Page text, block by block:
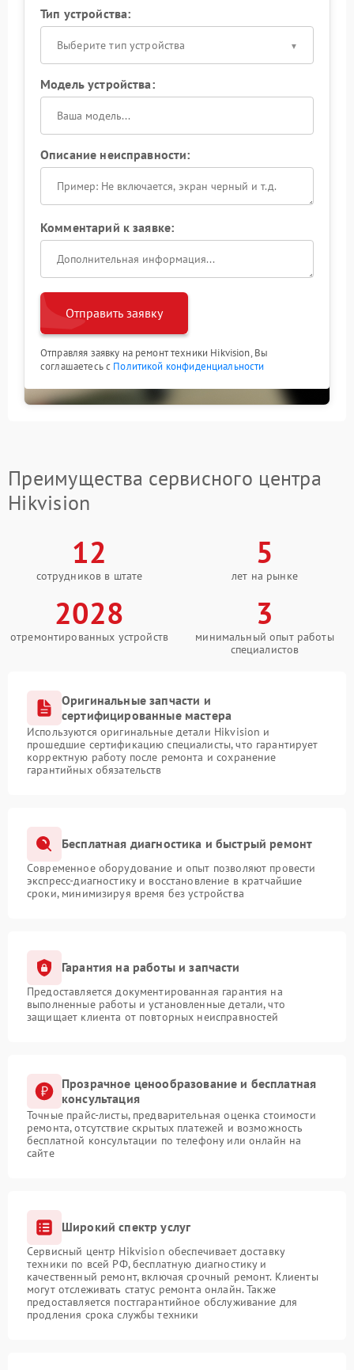
Тип устройства:
Выберите тип устройства
Модель устройства:
Описание неисправности:
Комментарий к заявке:
Отправить заявку
Отправляя заявку на ремонт техники Hikvision, Вы
соглашаетесь с Политикой конфиденциальности
Преимущества сервисного центра
Hikvision
12
сотрудников в штате
5
лет на рынке
2028
отремонтированных устройств
3
минимальный опыт работы
специалистов
Оригинальные запчасти и
сертифицированные мастера
Используются оригинальные детали Hikvision и
прошедшие сертификацию специалисты, что гарантирует
корректную работу после ремонта и сохранение
гарантийных обязательств
Бесплатная диагностика и быстрый ремонт
Современное оборудование и опыт позволяют провести
экспресс-диагностику и восстановление в кратчайшие
сроки, минимизируя время без устройства
Гарантия на работы и запчасти
Предоставляется документированная гарантия на
выполненные работы и установленные детали, что
защищает клиента от повторных неисправностей
Прозрачное ценообразование и бесплатная
консультация
Точные прайс-листы, предварительная оценка стоимости
ремонта, отсутствие скрытых платежей и возможность
бесплатной консультации по телефону или онлайн на
сайте
Широкий спектр услуг
Сервисный центр Hikvision обеспечивает доставку
техники по всей РФ, бесплатную диагностику и
качественный ремонт, включая срочный ремонт. Клиенты
могут отслеживать статус ремонта онлайн. Также
предоставляется постгарантийное обслуживание для
продления срока службы техники